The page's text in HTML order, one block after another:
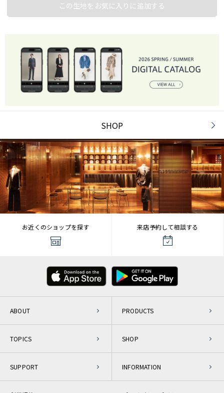
この生地をお気に入りに追加する
SHOP
お近くのショップを探す 来店予約して相談する
ABOUT PRODUCTS
TOPICS SHOP
SUPPORT INFORMATION